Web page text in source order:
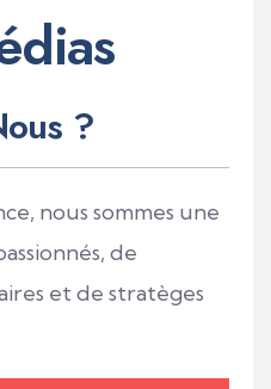
?
nous sommes une
de
et de stratèges